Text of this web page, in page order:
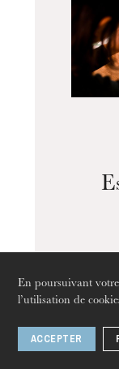
En poursuivant
l’utilisation de
ACCEPTER
Concert